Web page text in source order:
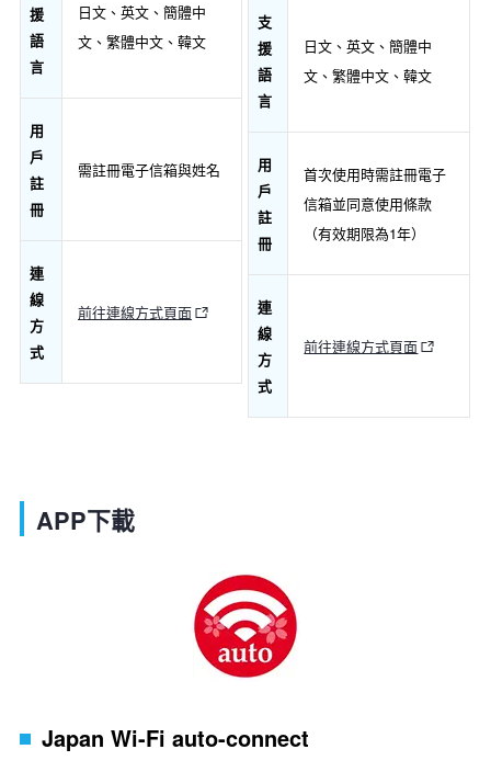
援
語
言
日文、英文、簡體中
文、繁體中文、韓文
用
戶
註
冊
需註冊電子信箱與姓名
連
線
方
式
前往連線方式頁面
支
援
語
言
日文、英文、簡體中
文、繁體中文、韓文
用
戶
註
冊
首次使用時需註冊電子
信箱並同意使用條款
（有效期限為1年）
連
線
方
式
前往連線方式頁面
APP下載
Japan Wi-Fi auto-connect